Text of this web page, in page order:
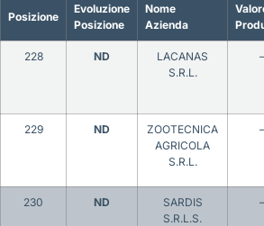
Posizione
Evoluzione
Posizione
Nome
Azienda
228 ND
LACANAS
S.R.L.
229 ND
ZOOTECNICA
AGRICOLA
S.R.L.
230 ND
SARDIS
S.R.L.S.